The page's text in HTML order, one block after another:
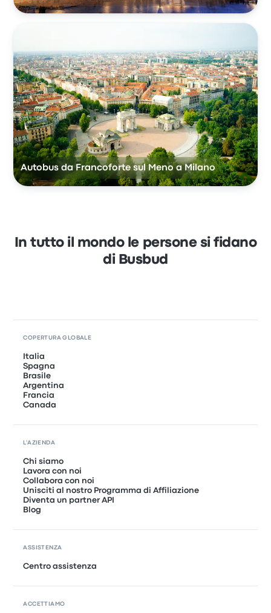
Autobus da Francoforte sul Meno a Milano
In tutto il mondo le persone si fidano
di Busbud
COPERTURA GLOBALE
Italia
Spagna
Brasile
Argentina
Francia
Canada
L'AZIENDA
Chi siamo
Lavora con noi
Collabora con noi
Unisciti al nostro Programma di Affiliazione
Diventa un partner API
Blog
ASSISTENZA
Centro assistenza
ACCETTIAMO